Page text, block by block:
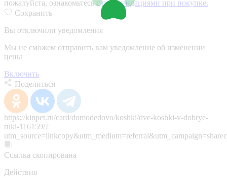
пожалуйста, ознакомьтесь срекомендациями при покупке.
Сохранить
Вы отключили уведомления
Мы не сможем отправить вам уведомление об изменении
цены
Включить
Поделиться
https://kinpet.ru/card/domodedovo/koshki/dve-koshki-v-dobrye-
ruki-116159/?
Ссылка скопирована
Действия